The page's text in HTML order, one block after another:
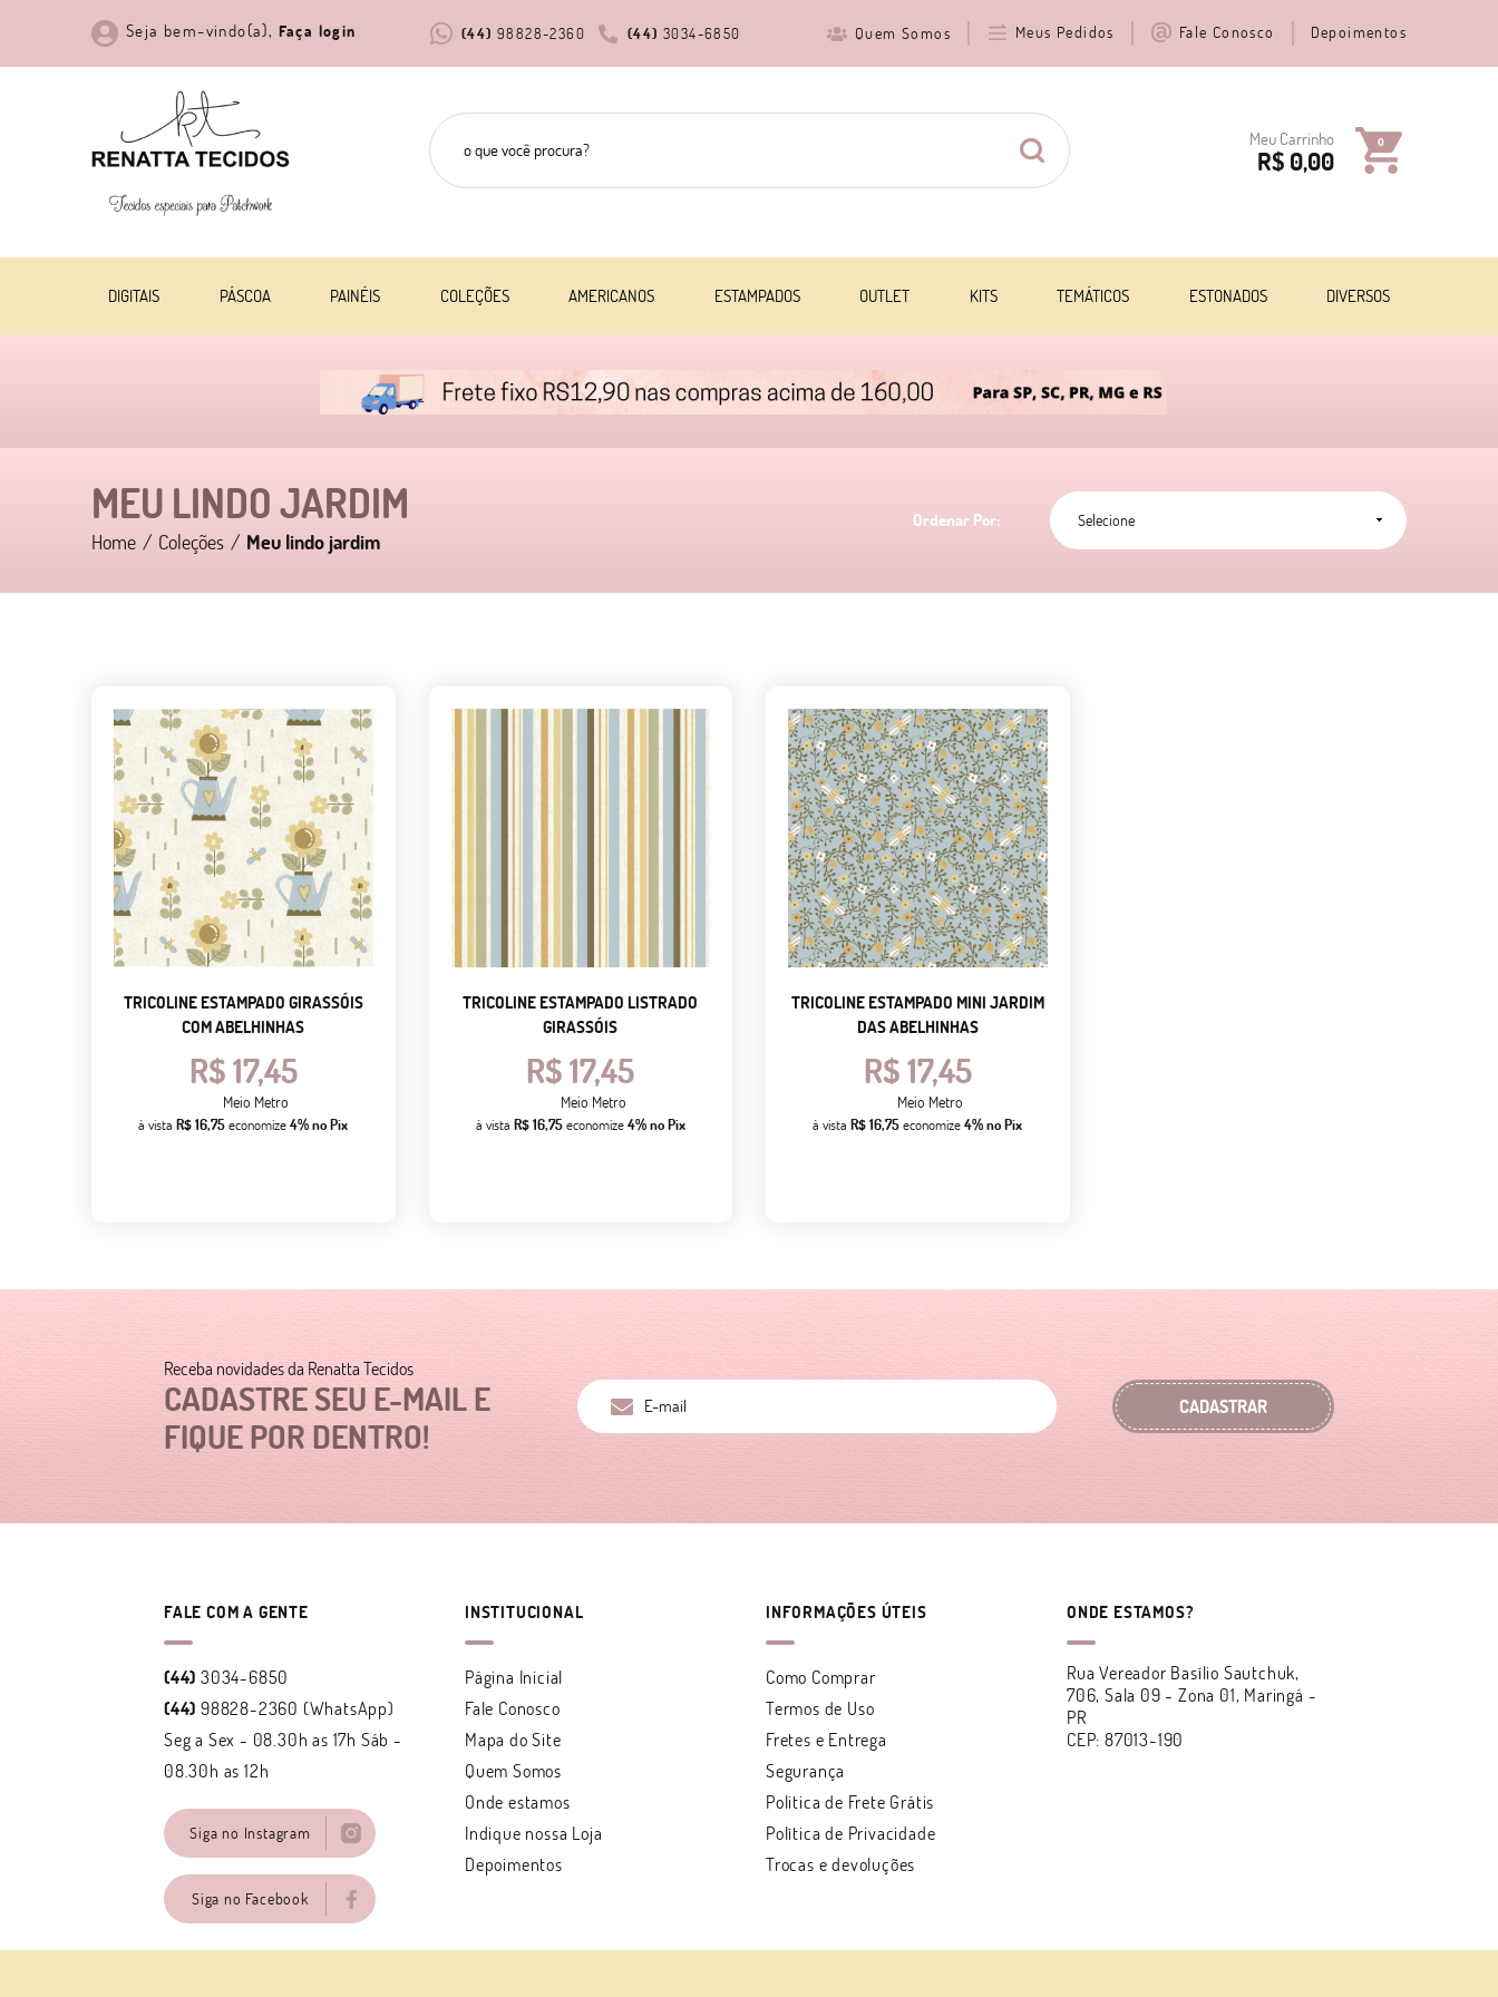
Seja bem-vindo(a), Faça login (44) 3034-6850
(44) 98828-2360 Quem Somos Meus Pedidos Fale Conosco Depoimentos
Meu Carrinho 0
R$ 0,00
DIGITAIS PÁSCOA PAINÉIS COLEÇÕES AMERICANOS ESTAMPADOS OUTLET KITS TEMÁTICOS ESTONADOS DIVERSOS
MEU LINDO JARDIM
Home Coleções Meu lindo jardim
Ordenar Por Selecione
TRICOLINE ESTAMPADO GIRASSÓIS
COM ABELHINHAS
R$ 17,45
Meio Metro
à vistaR$ 16,75economize4% no Pix
TRICOLINE ESTAMPADO LISTRADO
GIRASSÓIS
R$ 17,45
Meio Metro
à vista R$ 16,75economize4% no Pix
TRICOLINE ESTAMPADO MINI JARDIM
DAS ABELHINHAS
R$ 17,45
Meio Metro
à vistaR$ 16,75economize4% no Pix
CADASTRE SEU E-MAIL E
FIQUE POR DENTRO!
Receba novidades da Renatta Tecidos
CADASTRAR
FALE COM A GENTE
(44) 3034-6850
(44) 98828-2360 (WhatsApp)
Seg a Sex - 08.30h as 17h Sáb -
08.30h as 12h
Siga no Instagram
Siga no Facebook
INSTITUCIONAL
Página Inicial
Fale Conosco
Mapa do Site
Quem Somos
Onde estamos
Indique nossa Loja
Depoimentos
INFORMAÇÕES ÚTEIS
Como Comprar
Termos de Uso
Fretes e Entrega
Segurança
Politica de Frete Grátis
Política de Privacidade
Trocas e devoluções
ONDE ESTAMOS?
Rua Vereador Basílio Sautchuk,
706, Sala 09 -Zona 01, Maringá -
PR
CEP: 87013-190